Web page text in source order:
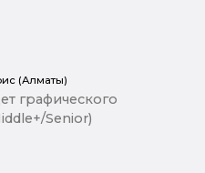
(Алматы)
графического
Senior)